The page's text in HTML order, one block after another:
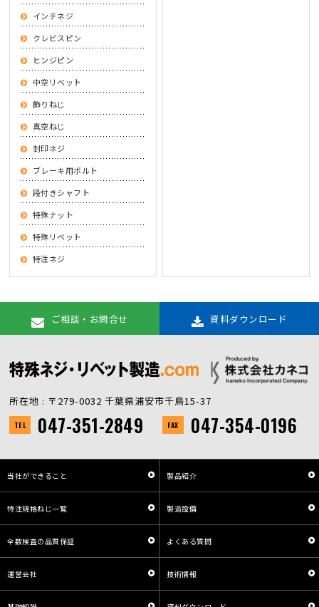
インチネジ
クレビスピン
ヒンジピン
中空リベット
飾りねじ
真空ねじ
封印ネジ
ブレーキ用ボルト
段付きシャフト
特殊ナット
特殊リベット
特注ネジ
ご相談・お問合せ 資料ダウンロード
所在地 : 〒279-0032 千葉県浦安市千鳥15-37
TEL 047-351-2849 FAX 047-354-0196
当社ができること 製品紹介
特注規格ねじ一覧 製造設備
全数検査の品質保証 よくある質問
運営会社 技術情報